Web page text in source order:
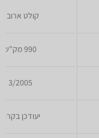
קולט ארובה
990 מק"ש
3/2005
יעודכן בקרוב